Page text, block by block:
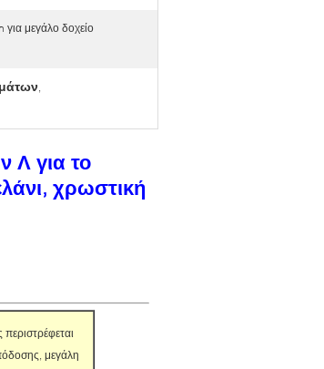
για μεγάλο δοχείο
,
Λ για το
χρωστική
μεγάλη